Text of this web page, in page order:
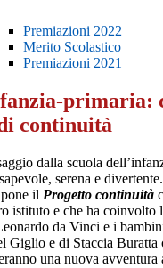
Premiazioni 2022
Merito Scolastico
Premiazioni 2021
primaria:
continuità
dalla scuola
serena e
il Progetto continuità
istituto e che ha coinvolto
da Vinci e i
Giglio e di Staccia Buratta
una nuova avventura